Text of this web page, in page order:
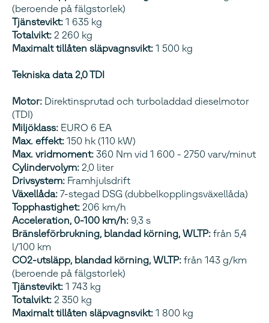
(beroende på fälgstorlek)
Tjänstevikt: 1 635 kg
Totalvikt: 2 260 kg
Maximalt tillåten släpvagnsvikt: 1 500 kg
Tekniska data 2,0 TDI
Motor: Direktinsprutad och turboladdad dieselmotor
(TDI)
Miljöklass: EURO 6 EA
Max. effekt: 150 hk (110 kW)
Max. vridmoment: 360 Nm vid 1 600 - 2750 varv/minut
Cylindervolym: 2,0 liter
Drivsystem: Framhjulsdrift
Växellåda: 7-stegad DSG (dubbelkopplingsväxellåda)
Topphastighet: 206 km/h
Acceleration, 0-100 km/h: 9,3 s
Bränsleförbrukning, blandad körning, WLTP: från 5,4
l/100 km
CO2-utsläpp, blandad körning, WLTP: från 143 g/km
(beroende på fälgstorlek)
Tjänstevikt: 1 743 kg
Totalvikt: 2 350 kg
Maximalt tillåten släpvagnsvikt: 1 800 kg